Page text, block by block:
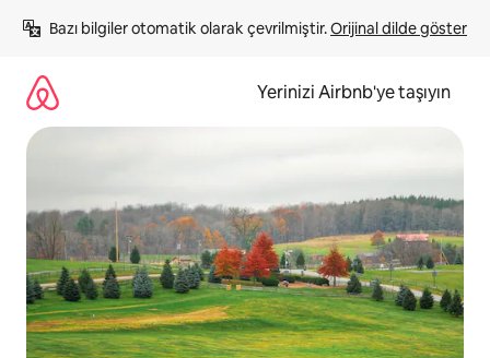
atla
Bazı bilgiler otomatik olarak çevrilmiştir. Orijinal dilde göster
Yerinizi Airbnb'ye taşıyın